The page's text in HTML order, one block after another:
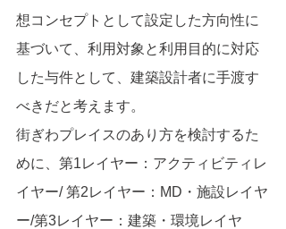
想コンセプトとして設定した方向性に
基づいて、利用対象と利用目的に対応
した与件として、建築設計者に手渡す
べきだと考えます。
街ぎわプレイスのあり方を検討するた
めに、第1レイヤー：アクティビティレ
イヤー/ 第2レイヤー：MD・施設レイヤ
ー/第3レイヤー：建築・環境レイヤ